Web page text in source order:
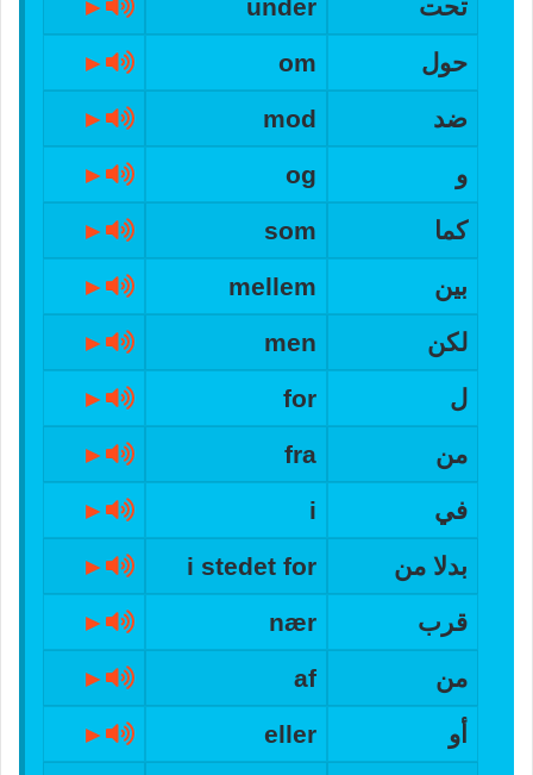
تحت under
►
حول om
►
ضد mod
►
و og
►
كما som
►
بين mellem
►
لكن men
►
ل for
►
من fra
►
في i
►
بدلا من i stedet for
►
قرب nær
►
من af
►
أو eller
►